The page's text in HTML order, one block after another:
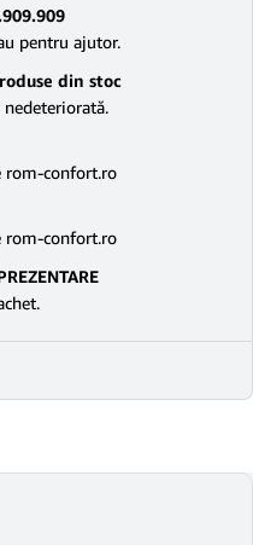
pentru ajutor.
din stoc
rom-confort.ro
rom-confort.ro